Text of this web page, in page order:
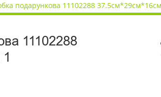
подарункова 11102288
11102288